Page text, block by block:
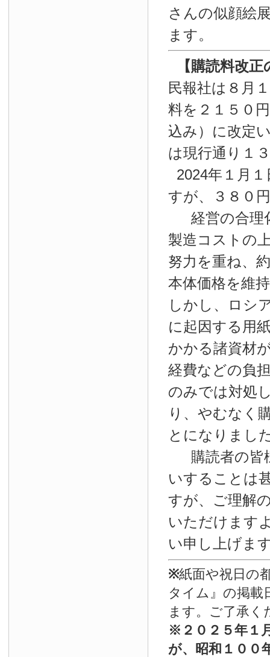
さんの似顔絵
ます。
【購読料改正
民報社は８月
料を２１５０
込み）に改定
は現行通り１
2024年１月１
すが、３８０
経営の合理
製造コストの
努力を重ね、
本体価格を維
しかし、ロシ
に起因する用
かかる諸資材
経費などの負
のみでは対処
り、やむなく
とになりまし
購読者の皆
いすることは
すが、ご理解
いただけます
い申し上げま
※紙面や祝日の
タイム』の掲載
ます。ご了承く
※ ２０２５年１
が、昭和１００